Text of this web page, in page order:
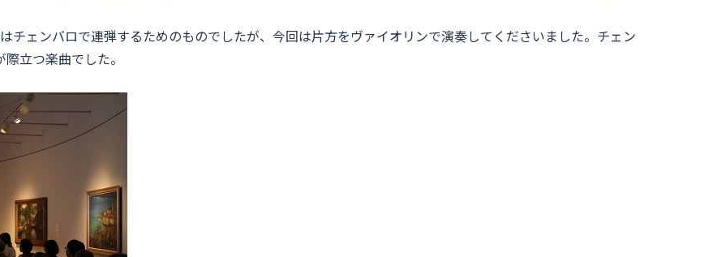
チェンバロで連弾するためのものでしたが、今回は片方をヴァイオリンで演奏してくださいました。チェン
立つ楽曲でした。